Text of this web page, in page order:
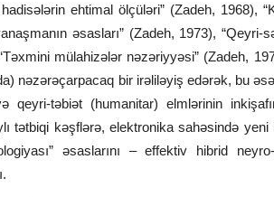
ehtimal ölçüləri” (Zadeh, 1968),
əsasları” (Zadeh, 1973),
mülahizələr nəzəriyyəsi” (Zadeh,
nəzərəçarpacaq bir irəliləyiş edərək, bu
qeyri-təbiət (humanitar) elmlərinin
tətbiqi kəşflərə, elektronika sahəsində
əsaslarını – effektiv hibrid